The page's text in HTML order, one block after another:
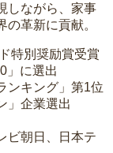
しながら、家事
革新に貢献。
特別奨励賞受賞
」に選出
ンキング」第1位
」企業選出
ビ朝日、日本テ